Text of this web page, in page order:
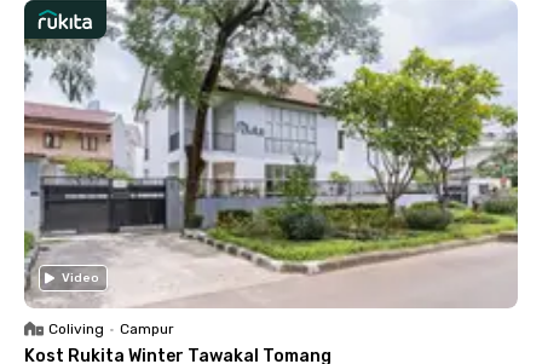
Video
Coliving • Campur
Kost Rukita Winter Tawakal Tomang